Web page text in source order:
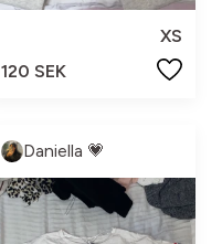
XS
120 SEK
Daniella 💗